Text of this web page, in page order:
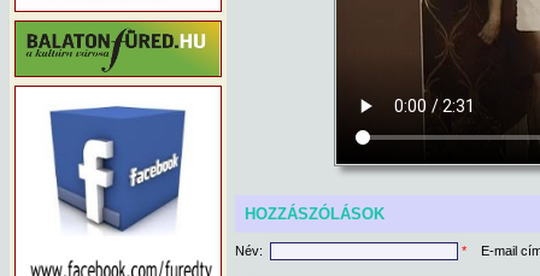
HOZZÁSZÓLÁSOK
Név: * E-mail